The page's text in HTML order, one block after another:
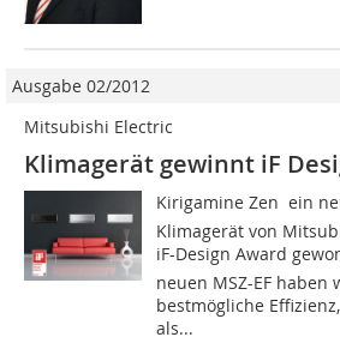
Ausgabe 02/2012
Mitsubishi Electric
Klimagerät gewinnt iF
Kirigamine Zen  ein
Klimagerät von
iF-Design Award
neuen MSZ-EF haben
bestmögliche
als...